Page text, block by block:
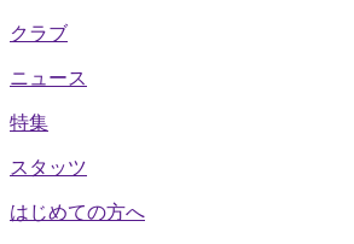
クラブ
ニュース
特集
スタッツ
はじめての方へ